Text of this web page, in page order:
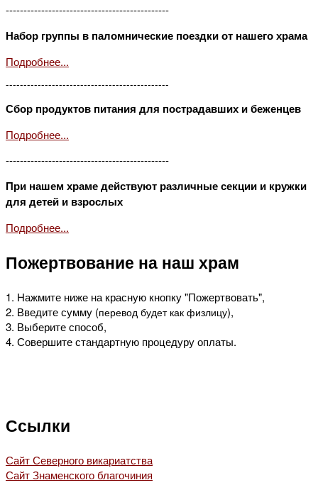
----------------------------------------------
Набор группы в паломнические поездки от нашего храма
Подробнее...
----------------------------------------------
Сбор продуктов питания для пострадавших и беженцев
Подробнее...
----------------------------------------------
При нашем храме действуют различные секции и кружки
для детей и взрослых
Подробнее...
Пожертвование на наш храм
1. Нажмите ниже на красную кнопку "Пожертвовать",
2. Введите сумму (перевод будет как физлицу),
3. Выберите способ,
4. Совершите стандартную процедуру оплаты.
Ссылки
Сайт Северного викариатства
Сайт Знаменского благочиния